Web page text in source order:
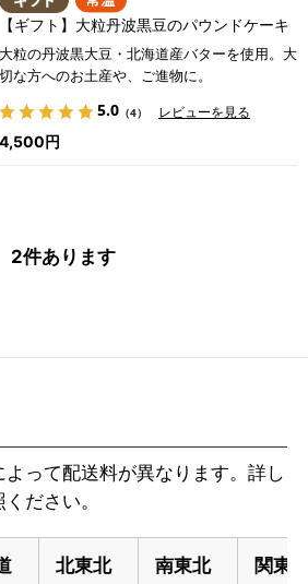
【ギフト】大粒丹波黒豆のパウンドケーキ
大粒の丹波黒大豆・北海道産バターを使用。大
切な方へのお土産や、ご進物に。
5.0 （4）
レビューを見る
4,500円
2件あります
って配送料が異なります。詳し
ださい。
北東北 南東北 関東